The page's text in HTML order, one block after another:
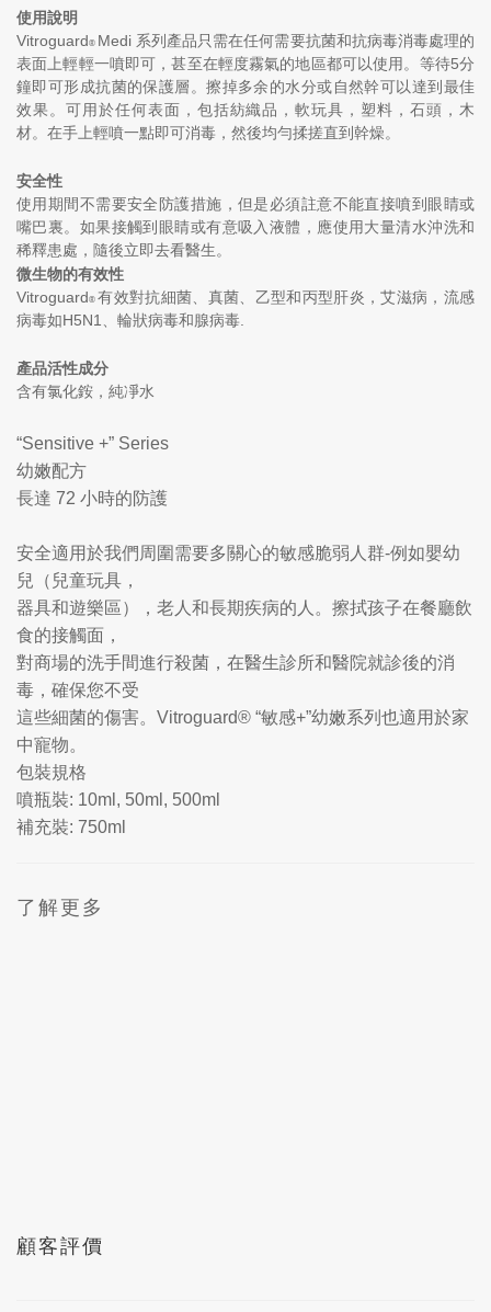
使用說明
Vitroguard® Medi 系列產品只需在任何需要抗菌和抗病毒消毒處理的
表面上輕輕一噴即可，甚至在輕度霧氣的地區都可以使用。等待5分
鐘即可形成抗菌的保護層。擦掉多余的水分或自然幹可以達到最佳
效果。可用於任何表面，包括紡織品，軟玩具，塑料，石頭，木
材。在手上輕噴一點即可消毒，然後均勻揉搓直到幹燥。
安全性
使用期間不需要安全防護措施，但是必須註意不能直接噴到眼睛或
嘴巴裏。如果接觸到眼睛或有意吸入液體，應使用大量清水沖洗和
稀釋患處，隨後立即去看醫生。
微生物的有效性
Vitroguard®有效對抗細菌、真菌、乙型和丙型肝炎，艾滋病，流感
病毒如H5N1、輪狀病毒和腺病毒.
產品活性成分
含有氯化銨，純凈水
“Sensitive +” Series
幼嫩配方
長達 72 小時的防護
安全適用於我們周圍需要多關心的敏感脆弱人群-例如嬰幼
兒（兒童玩具，
器具和遊樂區），老人和長期疾病的人。擦拭孩子在餐廳飲
食的接觸面，
對商場的洗手間進行殺菌，在醫生診所和醫院就診後的消
毒，確保您不受
這些細菌的傷害。Vitroguard® “敏感+”幼嫩系列也適用於家
中寵物。
包裝規格
噴瓶裝: 10ml, 50ml, 500ml
補充裝: 750ml
了解更多
顧客評價